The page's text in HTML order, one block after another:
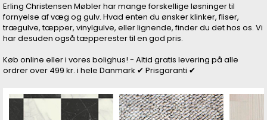
Erling Christensen Møbler har mange forskellige løsninger til
fornyelse af væg og gulv. Hvad enten du ønsker klinker, fliser,
trægulve, tæpper, vinylgulve, eller lignende, finder du det hos os. Vi
har desuden også tæpperester til en god pris.
Køb online eller i vores bolighus! - Altid gratis levering på alle
ordrer over 499 kr. i hele Danmark ✔ Prisgaranti ✔